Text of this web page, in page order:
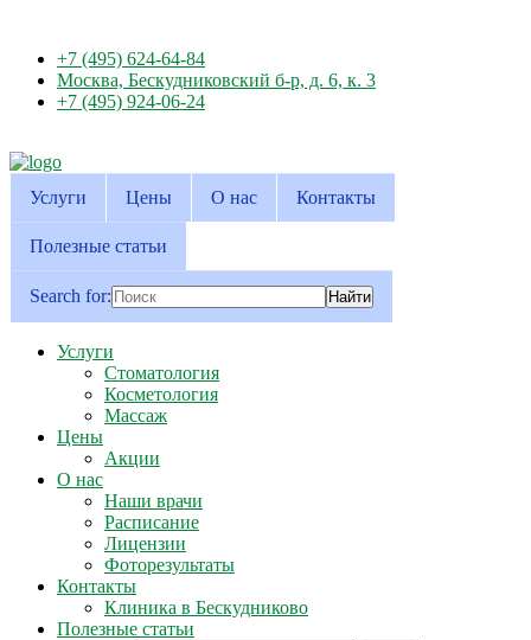
+7 (495) 624-64-84
Москва, Бескудниковский б-р, д. 6, к. 3
+7 (495) 924-06-24
Услуги Цены О нас Контакты
Полезные статьи
Search for:
Услуги
Стоматология
Косметология
Массаж
Цены
Акции
О нас
Наши врачи
Расписание
Лицензии
Фоторезультаты
Контакты
Клиника в Бескудниково
Полезные статьи